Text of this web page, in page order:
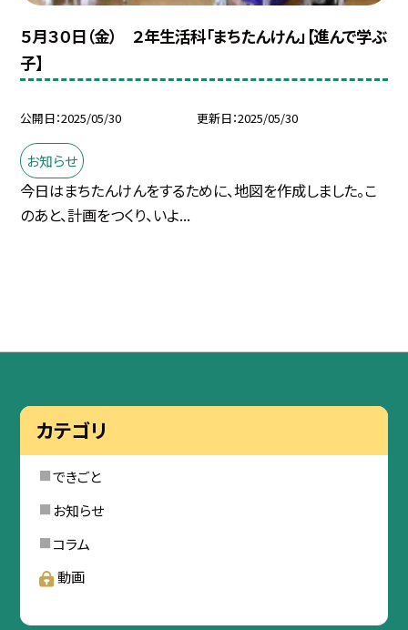
５月３０日（金） ２年生活科「まちたんけん」【進んで学ぶ
子】
公開日 2025/05/30 更新日 2025/05/30
お知らせ
今日はまちたんけんをするために、地図を作成しました。こ
のあと、計画をつくり、いよ...
カテゴリ
できごと
お知らせ
コラム
動画